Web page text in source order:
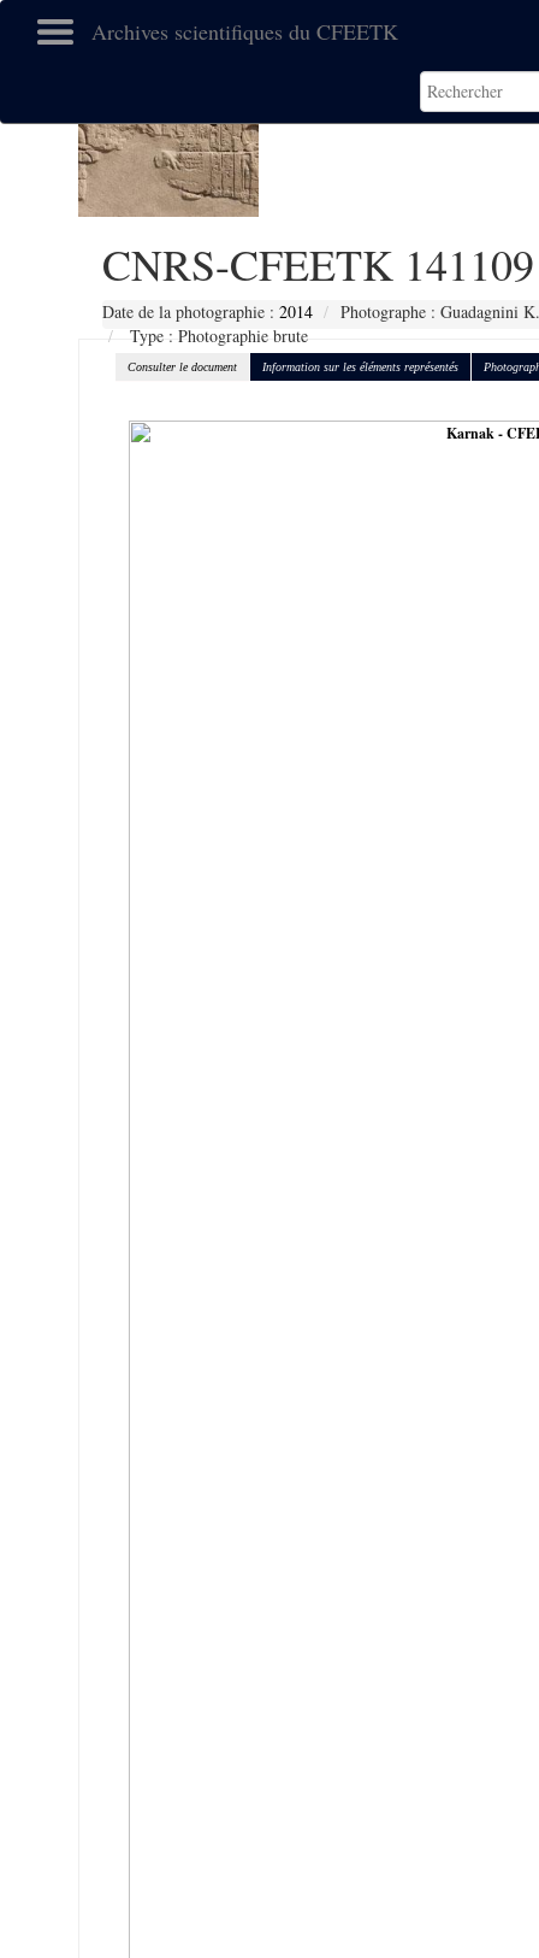
Archives scientifiques du CFEETK
CNRS-CFEETK 141109
Date de la photographie : 2014
Photographe : Guadagnini K.
Type : Photographie brute
Consulter le document Information sur les éléments représentés